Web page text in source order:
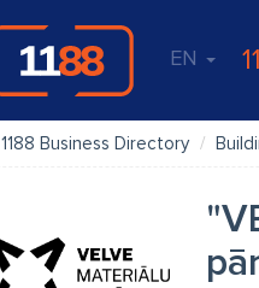
EN
1188 Business Directory